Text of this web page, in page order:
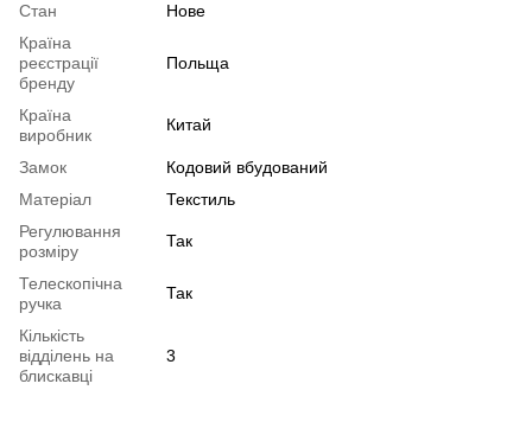
Стан
Нове
Країна
реєстрації
бренду
Польща
Країна
виробник
Китай
Замок
Кодовий вбудований
Матеріал
Текстиль
Регулювання
розміру
Так
Телескопічна
ручка
Так
Кількість
відділень на
блискавці
3